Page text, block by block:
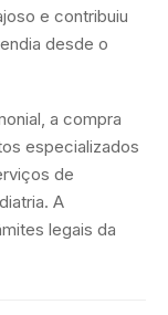
e contribuiu
desde o
a compra
especializados
de
A
legais da